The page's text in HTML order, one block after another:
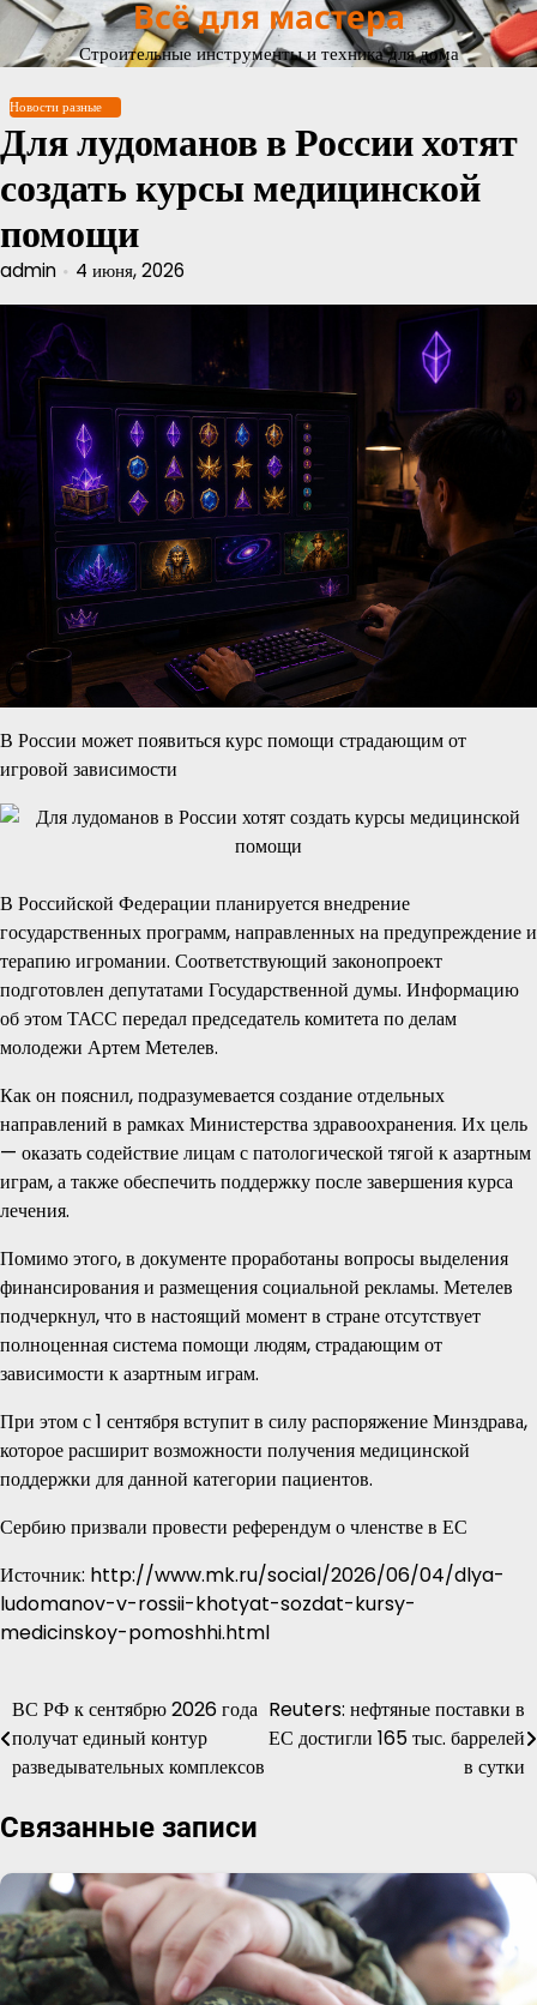
Перейти
содержимому
Всё для мастера
Строительные инструменты и техника для дома
Новости разные
Для лудоманов в России хотят
создать курсы медицинской
помощи
admin 4 июня, 2026
В России может появиться курс помощи страдающим от
игровой зависимости
В Российской Федерации планируется внедрение
государственных программ, направленных на предупреждение и
терапию игромании. Соответствующий законопроект
подготовлен депутатами Государственной думы. Информацию
об этом ТАСС передал председатель комитета по делам
молодежи Артем Метелев.
Как он пояснил, подразумевается создание отдельных
направлений в рамках Министерства здравоохранения. Их цель
— оказать содействие лицам с патологической тягой к азартным
играм, а также обеспечить поддержку после завершения курса
лечения.
Помимо этого, в документе проработаны вопросы выделения
финансирования и размещения социальной рекламы. Метелев
подчеркнул, что в настоящий момент в стране отсутствует
полноценная система помощи людям, страдающим от
зависимости к азартным играм.
При этом с 1 сентября вступит в силу распоряжение Минздрава,
которое расширит возможности получения медицинской
поддержки для данной категории пациентов.
Сербию призвали провести референдум о членстве в ЕС
Источник: http://www.mk.ru/social/2026/06/04/dlya-
ludomanov-v-rossii-khotyat-sozdat-kursy-
medicinskoy-pomoshhi.html
Навигация
по
ВС РФ к сентябрю 2026 года
получат единый контур
разведывательных комплексов
Reuters: нефтяные поставки в
ЕС достигли 165 тыс. баррелей
в сутки
Связанные записи